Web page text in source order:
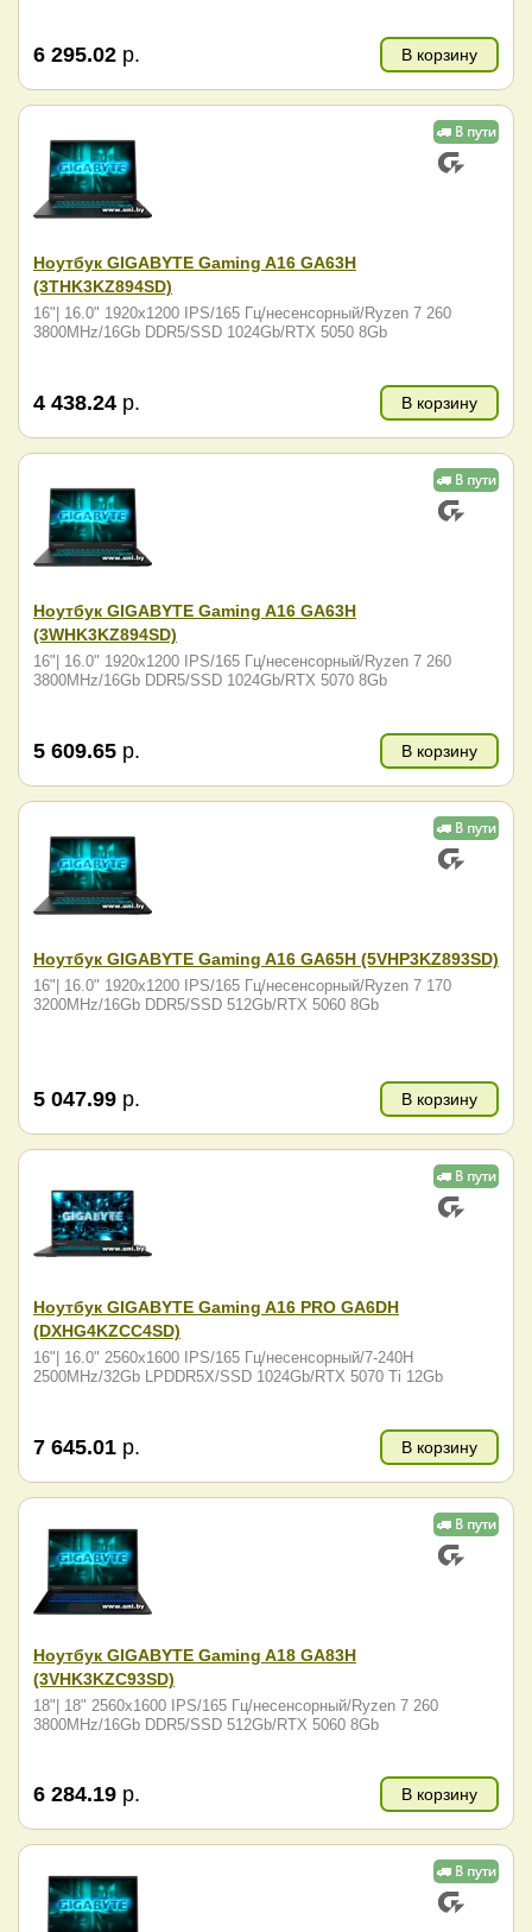
6 295.02 р. В корзину
Ноутбук GIGABYTE Gaming A16 GA63H
(3THK3KZ894SD)
16"| 16.0" 1920x1200 IPS/165 Гц/несенсорный/Ryzen 7 260
3800MHz/16Gb DDR5/SSD 1024Gb/RTX 5050 8Gb
4 438.24 р. В корзину
Ноутбук GIGABYTE Gaming A16 GA63H
(3WHK3KZ894SD)
16"| 16.0" 1920x1200 IPS/165 Гц/несенсорный/Ryzen 7 260
3800MHz/16Gb DDR5/SSD 1024Gb/RTX 5070 8Gb
5 609.65 р. В корзину
Ноутбук GIGABYTE Gaming A16 GA65H (5VHP3KZ893SD)
16"| 16.0" 1920x1200 IPS/165 Гц/несенсорный/Ryzen 7 170
3200MHz/16Gb DDR5/SSD 512Gb/RTX 5060 8Gb
5 047.99 р. В корзину
Ноутбук GIGABYTE Gaming A16 PRO GA6DH
(DXHG4KZCC4SD)
16"| 16.0" 2560x1600 IPS/165 Гц/несенсорный/7-240H
2500MHz/32Gb LPDDR5X/SSD 1024Gb/RTX 5070 Ti 12Gb
7 645.01 р. В корзину
Ноутбук GIGABYTE Gaming A18 GA83H
(3VHK3KZC93SD)
18"| 18" 2560x1600 IPS/165 Гц/несенсорный/Ryzen 7 260
3800MHz/16Gb DDR5/SSD 512Gb/RTX 5060 8Gb
6 284.19 р. В корзину